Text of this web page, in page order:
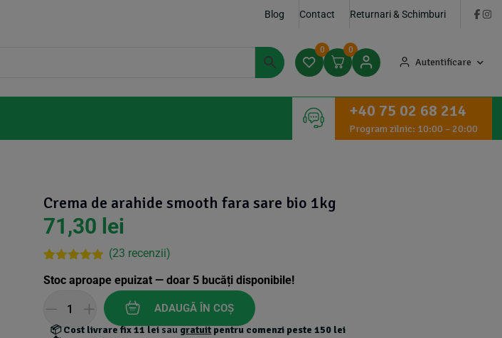
Blog Contact Returnari & Schimburi
0 0
Autentificare
+40 75 02 68 214
Program zilnic: 10:00 – 20:00
Crema de arahide smooth fara sare bio 1kg
71,30 lei
out of 5
customer
ratings
(23 recenzii)
Stoc aproape epuizat — doar 5 bucăți disponibile!
ADAUGĂ ÎN COȘ
📦Cost livrare fix 11 leisaugratuitpentru comenzi peste 150 lei